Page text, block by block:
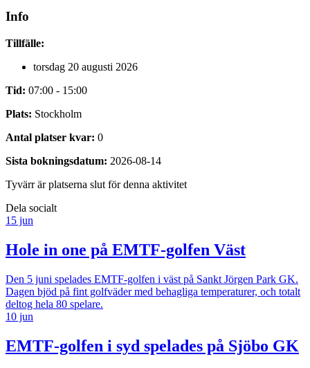
Info
Tillfälle:
torsdag 20 augusti 2026
Tid: 07:00 - 15:00
Plats: Stockholm
Antal platser kvar: 0
Sista bokningsdatum: 2026-08-14
Tyvärr är platserna slut för denna aktivitet
Dela socialt
15 jun
Hole in one på EMTF-golfen Väst
Den 5 juni spelades EMTF-golfen i väst på Sankt Jörgen Park GK.
Dagen bjöd på fint golfväder med behagliga temperaturer, och totalt
deltog hela 80 spelare.
10 jun
EMTF-golfen i syd spelades på Sjöbo GK